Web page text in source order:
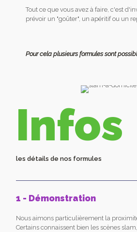
Tout ce que vous avez à faire, c'est
prévoir un "goûter", un apéritif ou un
Pour cela plusieurs formules sont
Infos
les détails de nos formules
1 - Démonstration
Nous aimons particulièrement la
Certains connaissent bien les scènes